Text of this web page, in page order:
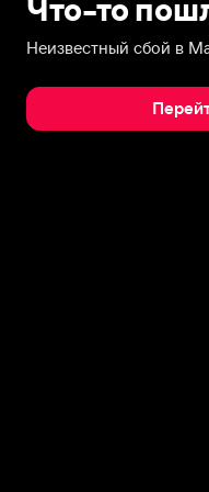
Что-то
Неизвестный сбой в